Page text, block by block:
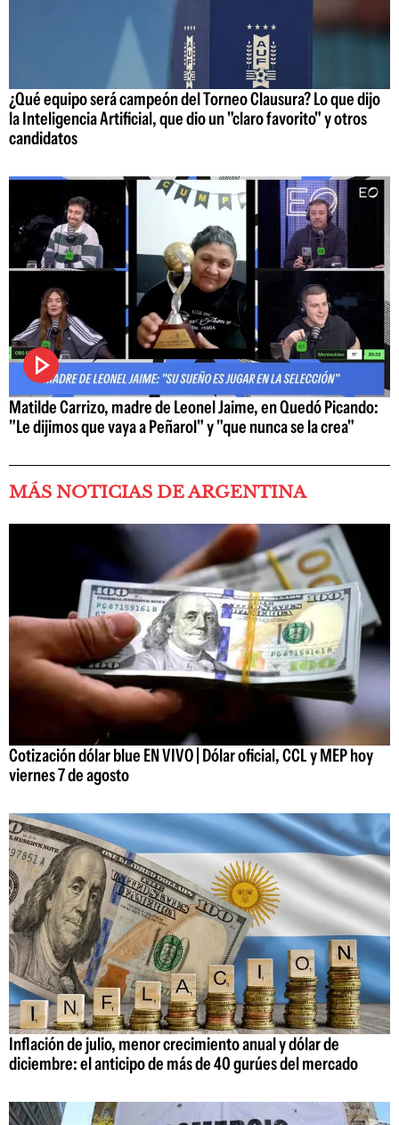
¿Qué equipo será campeón del Torneo Clausura? Lo que dijo
la Inteligencia Artificial, que dio un "claro favorito" y otros
candidatos
Matilde Carrizo, madre de Leonel Jaime, en Quedó Picando:
"Le dijimos que vaya a Peñarol" y "que nunca se la crea"
MÁS NOTICIAS DE ARGENTINA
Cotización dólar blue EN VIVO | Dólar oficial, CCL y MEP hoy
viernes 7 de agosto
Inflación de julio, menor crecimiento anual y dólar de
diciembre: el anticipo de más de 40 gurúes del mercado